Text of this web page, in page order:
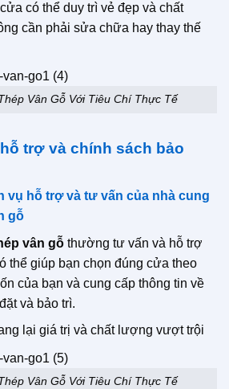
có thể duy trì vẻ đẹp và chất
cần phải sửa chữa hay thay thế
Vân Gỗ Với Tiêu Chí Thực Tế
trợ và chính sách bảo
vụ hỗ trợ và tư vấn của nhà cung
gỗ
vân gỗ thường tư vấn và hỗ trợ
thể giúp bạn chọn đúng cửa theo
của bạn và cung cấp thông tin về
và bảo trì.
lại giá trị và chất lượng vượt trội
Vân Gỗ Với Tiêu Chí Thực Tế